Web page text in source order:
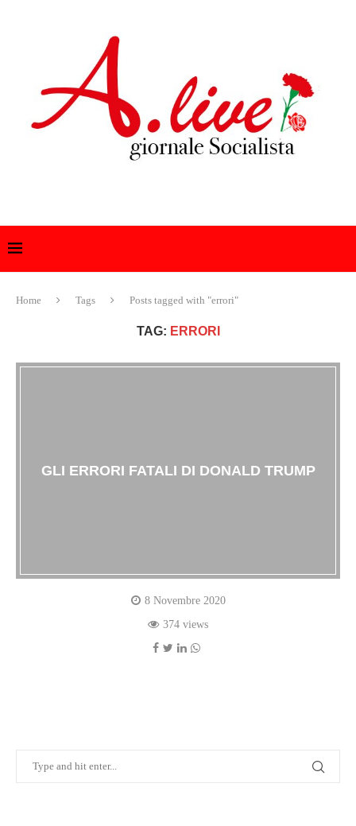
Home Tags Posts tagged with "errori"
TAG: ERRORI
GLI ERRORI FATALI DI DONALD TRUMP
8 Novembre 2020
374 views